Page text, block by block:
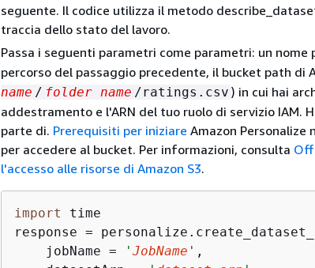
seguente. Il codice utilizza il metodo
traccia dello stato del lavoro.
Passa i seguenti parametri come parametri: un nome
percorso del passaggio precedente, il bucket path di
name / folder name /ratings.csv ) in cui hai
addestramento e l'ARN del tuo ruolo di servizio IAM.
parte di. Prerequisiti per iniziare Amazon Personalize
per accedere al bucket. Per informazioni, consulta
l'accesso alle risorse di Amazon S3.
import
time
response =
    jobName =
'JobName ' ,